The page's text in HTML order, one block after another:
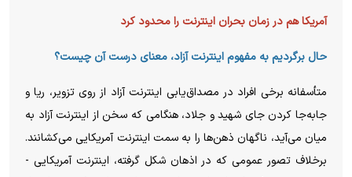
آمریکا هم در زمان بحران اینترنت را محدود کرد
حال برگردیم به مفهوم اینترنت آزاد، معنای درست آن چیست؟
متأسفانه برخی افراد در مصداق‌یابی اینترنت آزاد از روی تزویر، ریا و
جابه‌جا کردن جای شهید و جلاد، هنگامی که سخن از اینترنت آزاد به
میان می‌آید، ناگهان ذهن‌ها را به سمت اینترنت آمریکایی می‌کشانند.
برخلاف تصور عمومی که در اذهان شکل گرفته، اینترنت آمریکایی -